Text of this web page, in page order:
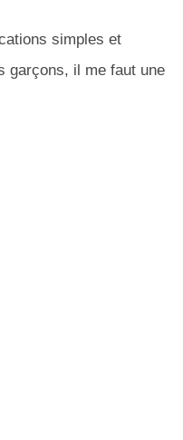
simples et
garçons, il me faut une